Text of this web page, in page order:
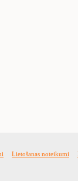
Lietošanas noteikumi